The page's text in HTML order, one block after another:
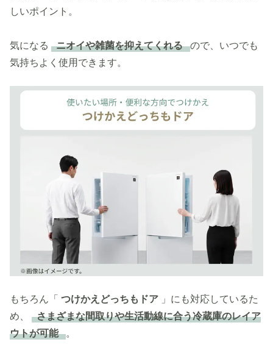
しいポイント。
気になる ニオイや雑菌を抑えてくれる ので、いつでも
気持ちよく使用できます。
もちろん「 つけかえどっちもドア 」にも対応しているた
め、
さまざまな間取りや生活動線に合う冷蔵庫のレイア
ウトが可能 。